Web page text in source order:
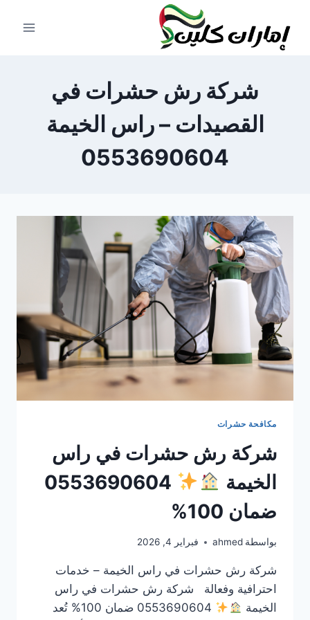
المحتوى
شركة رش حشرات في
القصيدات – راس الخيمة
0553690604
مكافحة حشرات
شركة رش حشرات في راس
الخيمة
0553690604
ضمان 100%
بواسطة ahmed فبراير 4, 2026
شركة رش حشرات في راس الخيمة – خدمات
احترافية وفعالة شركة رش حشرات في راس
الخيمة
0553690604 ضمان 100% تُعد